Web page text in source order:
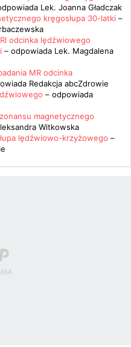
Lek. Joanna Gładczak
kręgosłupa 30-latki –
odcinka lędźwiowego
– odpowiada Lek. Magdalena
MR odcinka
Redakcja abcZdrowie
– odpowiada
magnetycznego
Witkowska
lędźwiowo-krzyżowego –